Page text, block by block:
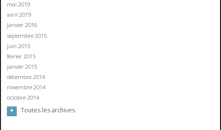
mai 2019
avril 2019
janvier 2016
septembre 2015
juin 2015
février 2015
janvier 2015
décembre 2014
novembre 2014
octobre 2014
Toutes les archives